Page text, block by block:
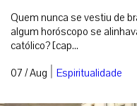
Quem nunca se vestiu de
algum horóscopo se
católico? [cap...
07 / Aug | Espiritualidade